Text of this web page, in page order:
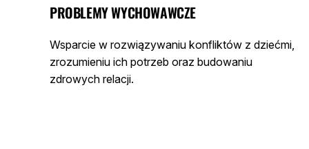
PROBLEMY WYCHOWAWCZE
Wsparcie w rozwiązywaniu konfliktów z dziećmi,
zrozumieniu ich potrzeb oraz budowaniu
zdrowych relacji.